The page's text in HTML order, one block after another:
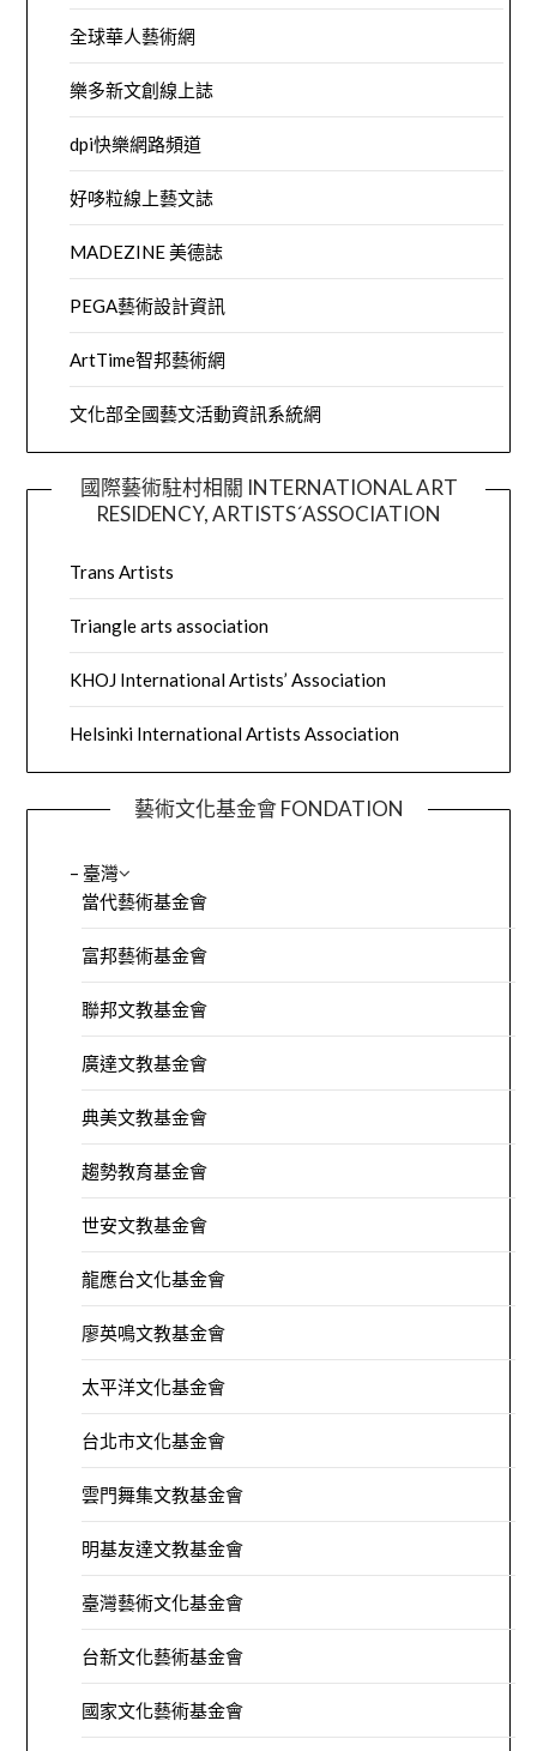
全球華人藝術網
樂多新文創線上誌
dpi快樂網路頻道
好哆粒線上藝文誌
MADEZINE 美德誌
PEGA藝術設計資訊
ArtTime智邦藝術網
文化部全國藝文活動資訊系統網
國際藝術駐村相關 INTERNATIONAL ART
RESIDENCY, ARTISTS´ASSOCIATION
Trans Artists
Triangle arts association
KHOJ International Artists’ Association
Helsinki International Artists Association
藝術文化基金會 FONDATION
– 臺灣
當代藝術基金會
富邦藝術基金會
聯邦文教基金會
廣達文教基金會
典美文教基金會
趨勢教育基金會
世安文教基金會
龍應台文化基金會
廖英鳴文教基金會
太平洋文化基金會
台北市文化基金會
雲門舞集文教基金會
明基友達文教基金會
臺灣藝術文化基金會
台新文化藝術基金會
國家文化藝術基金會